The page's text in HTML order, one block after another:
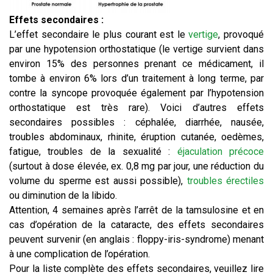
Effets secondaires :
L’effet secondaire le plus courant est levertige, provoqué
par une hypotension orthostatique (le vertige survient dans
environ 15% des personnes prenant ce médicament, il
tombe à environ 6% lors d’un traitement à long terme, par
contre la syncope provoquée également par l’hypotension
orthostatique est très rare). Voici d’autres effets
secondaires possibles : céphalée, diarrhée, nausée,
troubles abdominaux, rhinite, éruption cutanée, oedèmes,
fatigue, troubles de la sexualité : éjaculation précoce
(surtout à dose élevée, ex. 0,8 mg par jour, une réduction du
volume du sperme est aussi possible), troubles érectiles
ou diminution de la libido.
Attention, 4 semaines après l’arrêt de la tamsulosine et en
cas d’opération de la cataracte, des effets secondaires
peuvent survenir (en anglais : floppy-iris-syndrome) menant
à une complication de l’opération.
Pour la liste complète des effets secondaires, veuillez lire